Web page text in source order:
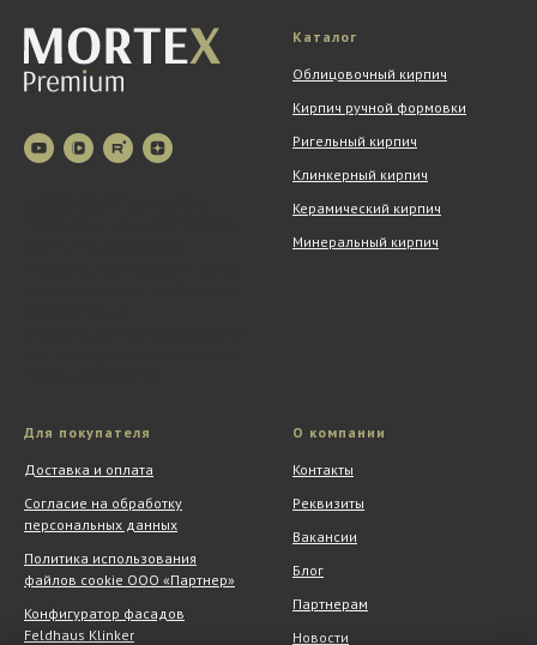
Каталог
Облицовочный кирпич
Кирпич ручной формовки
Ригельный кирпич
Клинкерный кирпич
Керамический кирпич
Минеральный кирпич
Для покупателя
Доставка и оплата
Согласие на обработку
персональных данных
Политика использования
файлов cookie ООО «Партнер»
Конфигуратор фасадов
Feldhaus Klinker
О компании
Контакты
Реквизиты
Вакансии
Блог
Партнерам
Новости